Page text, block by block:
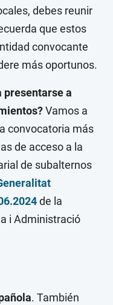
debes reunir
que estos
convocante
más oportunos.
presentarse a
Vamos a
convocatoria más
de acceso a la
de subalternos
de la
i Administració
. También